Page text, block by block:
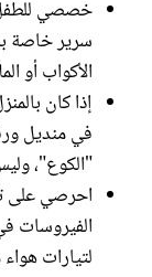
خصصي
سرير خاصة
الأكواب أو
إذا كان
في منديل
"الكوع"،
احرصي على
الفيروسات
لتيارات